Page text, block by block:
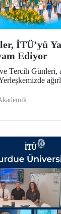
İTÜ’yü
Ediyor
Tercih Günleri,
adaylara bilgi